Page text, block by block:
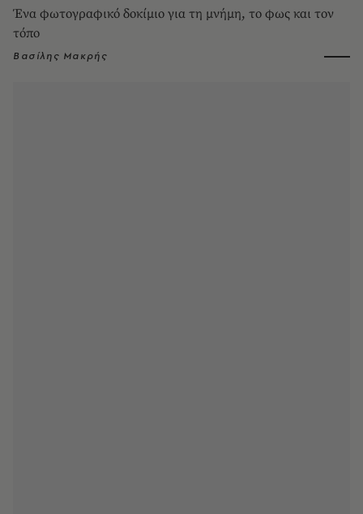
Ένα φωτογραφικό δοκίμιο για τη μνήμη, το φως και τον
τόπο
Βασίλης Μακρής